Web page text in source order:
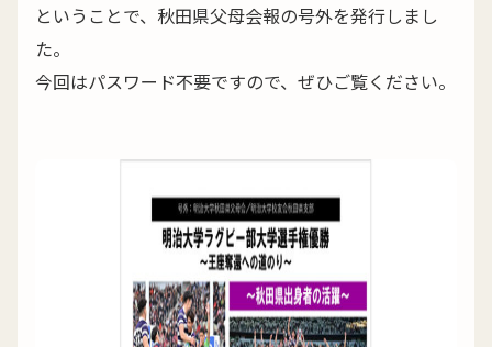
ということで、秋田県父母会報の号外を発行しまし
た。
今回はパスワード不要ですので、ぜひご覧ください。